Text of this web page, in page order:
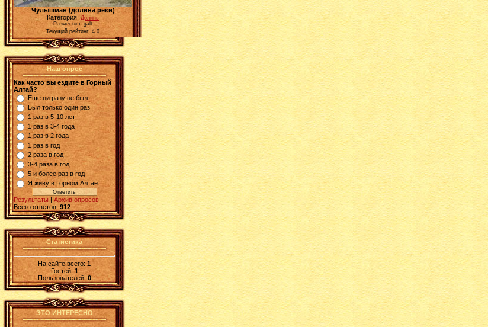
Чулышман (долина реки)
Категория: Долины
Разместил: galt
Текущий рейтинг: 4.0
Наш опрос
Как часто вы ездите в Горный
Алтай?
Еще ни разу не был
Был только один раз
1 раз в 5-10 лет
1 раз в 3-4 года
1 раз в 2 года
1 раз в год
2 раза в год
3-4 раза в год
5 и более раз в год
Я живу в Горном Алтае
Результаты |Архив опросов
Всего ответов: 912
Статистика
На сайте всего:1
Гостей:1
Пользователей: 0
ЭТО ИНТЕРЕСНО